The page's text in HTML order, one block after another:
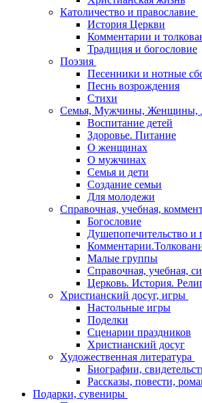
Католичество и православие
История Церкви
Комментарии и
Традиция и богословие
Поэзия
Песенники и нотные
Песнь возрождения
Стихи
Семья, Мужчины, Женщины,
Воспитание детей
Здоровье. Питание
О женщинах
О мужчинах
Семья и дети
Создание семьи
Для молодежи
Справочная, учебная,
Богословие
Душепопечительство и
Малые группы
Справочная, учебная,
Церковь. История.
Христианский досуг, игры
Настольные игры
Поделки
Сценарии праздников
Христианский досуг
Художественная литература
Биографии,
Рассказы, повести,
Подарки, сувениры